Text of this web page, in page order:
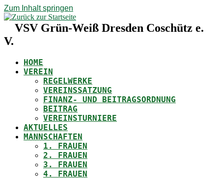
Zum Inhalt springen
VSV Grün-Weiß Dresden Coschütz e.
V.
HOME
VEREIN
REGELWERKE
VEREINSSATZUNG
FINANZ- UND BEITRAGSORDNUNG
BEITRAG
VEREINSTURNIERE
AKTUELLES
MANNSCHAFTEN
1. FRAUEN
2. FRAUEN
3. FRAUEN
4. FRAUEN